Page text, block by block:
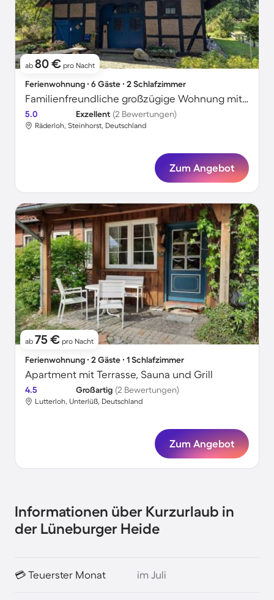
ab 80 € pro Nacht
Ferienwohnung ∙ 6 Gäste ∙ 2 Schlafzimmer
Familienfreundliche großzügige Wohnung mit Garten und Grill
5.0 Exzellent (2 Bewertungen)
Räderloh, Steinhorst, Deutschland
Zum Angebot
ab 75 € pro Nacht
Ferienwohnung ∙ 2 Gäste ∙ 1 Schlafzimmer
Apartment mit Terrasse, Sauna und Grill
4.5 Großartig (2 Bewertungen)
Lutterloh, Unterlüß, Deutschland
Zum Angebot
Informationen über Kurzurlaub in
der Lüneburger Heide
💳 Teuerster Monat im Juli